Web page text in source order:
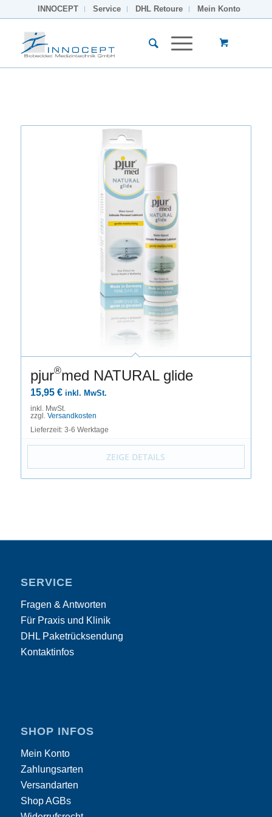
INNOCEPT Service DHL Retoure Mein Konto
pjur®med NATURAL glide
15,95 € inkl. MwSt.
inkl. MwSt.
zzgl. Versandkosten
Lieferzeit: 3-6 Werktage
ZEIGE DETAILS
SERVICE
Fragen & Antworten
Für Praxis und Klinik
DHL Paketrücksendung
Kontaktinfos
SHOP INFOS
Mein Konto
Zahlungsarten
Versandarten
Shop AGBs